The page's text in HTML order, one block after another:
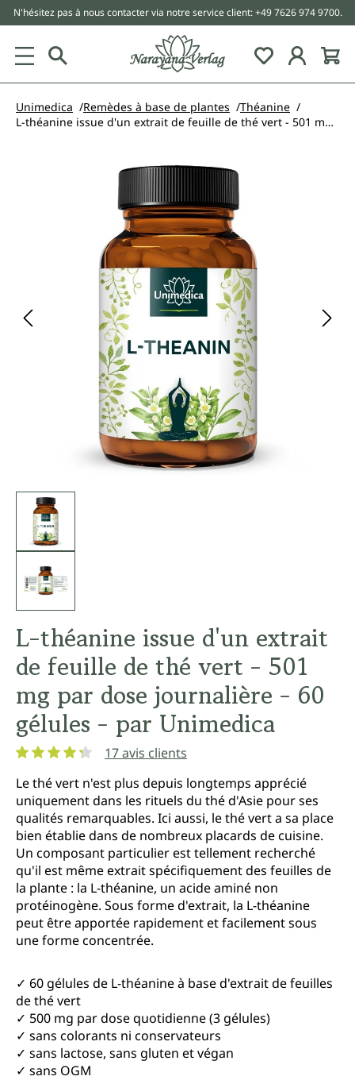
principal
N'hésitez pas à nous contacter via notre service client: +49 7626 974 9700.
Unimedica Remèdes à base de plantes
Théanine
L-théanine issue d'un extrait de feuille de thé vert - 501 mg par dose journalière - 60 gélules - par Unimedica
Ignorer la galerie d'images
L-théanine issue d'un extrait
de feuille de thé vert - 501
mg par dose journalière - 60
gélules - par Unimedica
17 avis clients
Le thé vert n'est plus depuis longtemps apprécié
uniquement dans les rituels du thé d'Asie pour ses
qualités remarquables. Ici aussi, le thé vert a sa place
bien établie dans de nombreux placards de cuisine.
Un composant particulier est tellement recherché
qu'il est même extrait spécifiquement des feuilles de
la plante : la L-théanine, un acide aminé non
protéinogène. Sous forme d'extrait, la L-théanine
peut être apportée rapidement et facilement sous
une forme concentrée.
✓ 60 gélules de L-théanine à base d'extrait de feuilles
de thé vert
✓ 500 mg par dose quotidienne (3 gélules)
✓ sans colorants ni conservateurs
✓ sans lactose, sans gluten et végan
✓ sans OGM